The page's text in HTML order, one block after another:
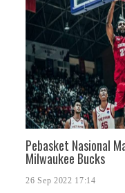
Pebasket Nasional
Milwaukee Bucks
26 Sep 2022 17:14